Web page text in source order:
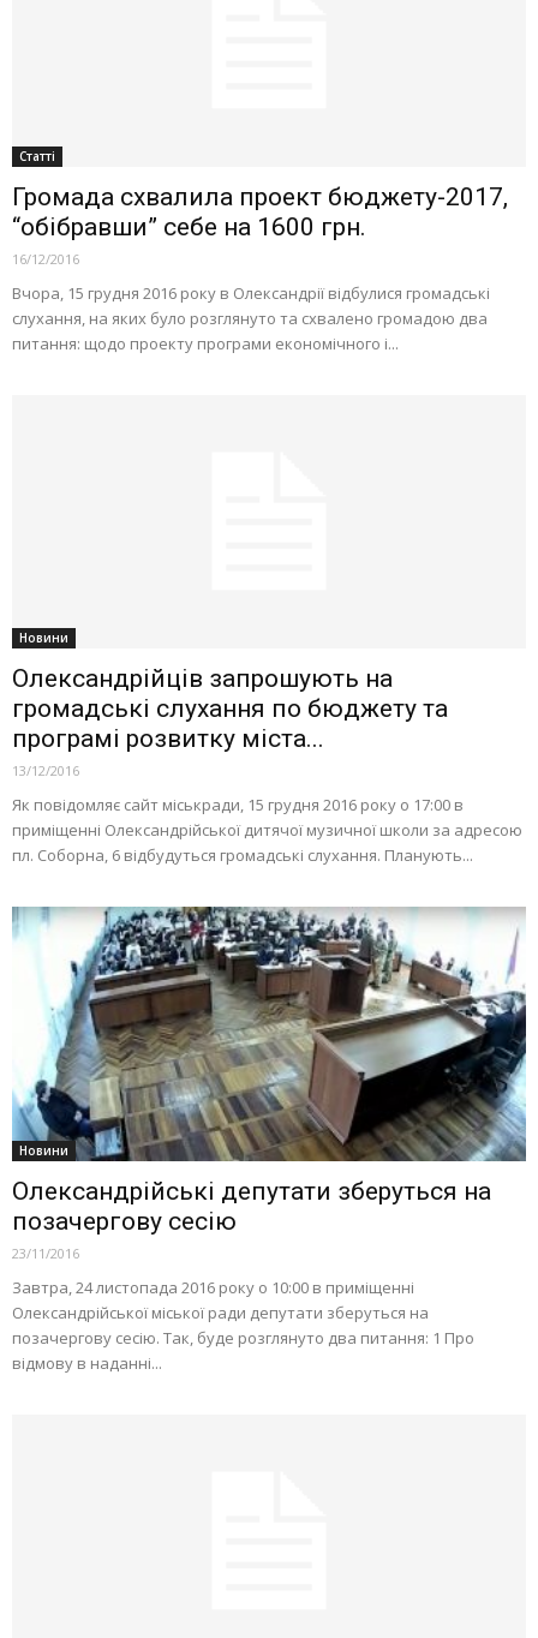
Статті
Громада схвалила проект бюджету-2017,
“обібравши” себе на 1600 грн.
16/12/2016
Вчора, 15 грудня 2016 року в Олександрії відбулися громадські
слухання, на яких було розглянуто та схвалено громадою два
питання: щодо проекту програми економічного і...
Новини
Олександрійців запрошують на
громадські слухання по бюджету та
програмі розвитку міста...
13/12/2016
Як повідомляє сайт міськради, 15 грудня 2016 року о 17:00 в
приміщенні Олександрійської дитячої музичної школи за адресою
пл. Соборна, 6 відбудуться громадські слухання. Планують...
Новини
Олександрійські депутати зберуться на
позачергову сесію
23/11/2016
Завтра, 24 листопада 2016 року о 10:00 в приміщенні
Олександрійської міської ради депутати зберуться на
позачергову сесію. Так, буде розглянуто два питання: 1 Про
відмову в наданні...